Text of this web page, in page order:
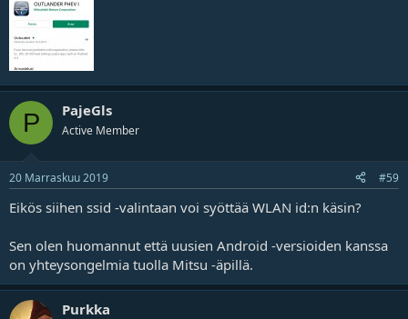
P PajeGls
Active Member
20 Marraskuu 2019 #59
Eikös siihen ssid -valintaan voi syöttää WLAN id:n käsin?
Sen olen huomannut että uusien Android -versioiden kanssa
on yhteysongelmia tuolla Mitsu -äpillä.
Purkka